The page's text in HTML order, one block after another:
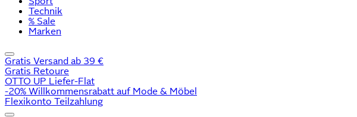
Technik
% Sale
Marken
Gratis Versand ab 39 €
Gratis Retoure
OTTO UP Liefer-Flat
-20% Willkommensrabatt auf Mode & Möbel
Flexikonto Teilzahlung